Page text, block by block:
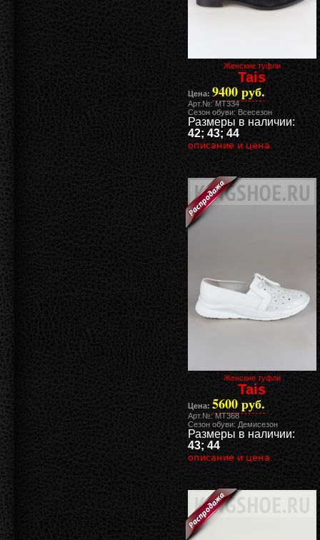
Женские туфли
Tais
Цена: 9400 руб.
Арт.№: MT334
Сезон обуви: Всесезон
Размеры в наличии:
42; 43; 44
описание и цена
Женские туфли
Tais
Цена: 5600 руб.
Арт.№: MT368
Сезон обуви: Демисезон
Размеры в наличии:
43; 44
описание и цена